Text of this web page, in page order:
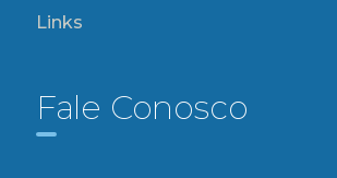
Links
Fale Conosco